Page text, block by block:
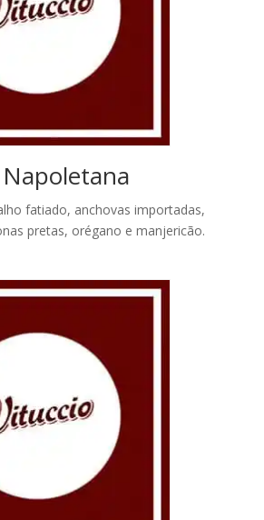
fatiado, anchovas importadas,
pretas, orégano e manjericão.